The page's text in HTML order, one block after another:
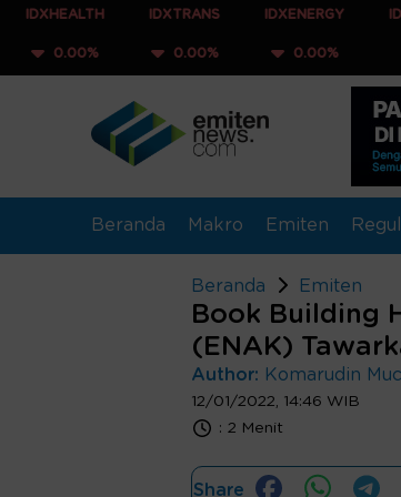
IDXTRANS
0.00%
IDXENERGY
0.00%
Beranda Makro Emiten
Beranda Emiten
Book Building
(ENAK)
Author: Komarudin
12/01/2022, 14:46 WIB
: 2 Menit
Share